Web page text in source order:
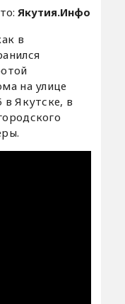
Якутия.Инфо
в
на улице
Якутске, в